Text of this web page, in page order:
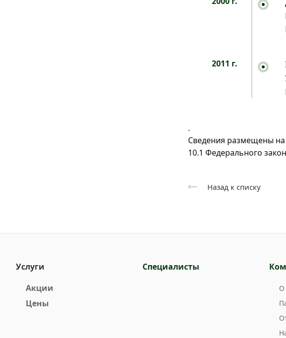
2011 г.
.
Сведения размещены на
10.1 Федерального
Назад к списку
Услуги
Акции
Цены
Специалисты
О